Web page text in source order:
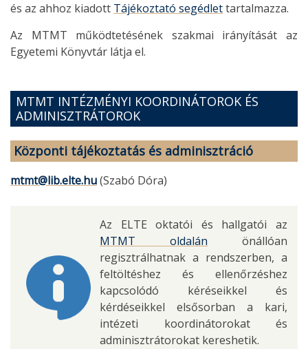
és az ahhoz kiadott Tájékoztató segédlettartalmazza.
Az MTMT működtetésének szakmai irányítását az
Egyetemi Könyvtár látja el.
MTMT INTÉZMÉNYI KOORDINÁTOROK ÉS
ADMINISZTRÁTOROK
Központi tájékoztatás és adminisztráció
mtmt@lib.elte.hu(Szabó Dóra)
Az ELTE oktatói és hallgatói az
MTMT oldalán önállóan
regisztrálhatnak a rendszerben, a
feltöltéshez és ellenőrzéshez
kapcsolódó kéréseikkel és
kérdéseikkel elsősorban a kari,
intézeti koordinátorokat és
adminisztrátorokat kereshetik.